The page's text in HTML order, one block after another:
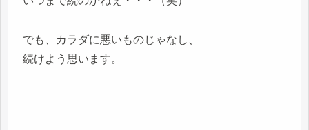
でも、カラダに悪いものじゃなし、
続けよう思います。